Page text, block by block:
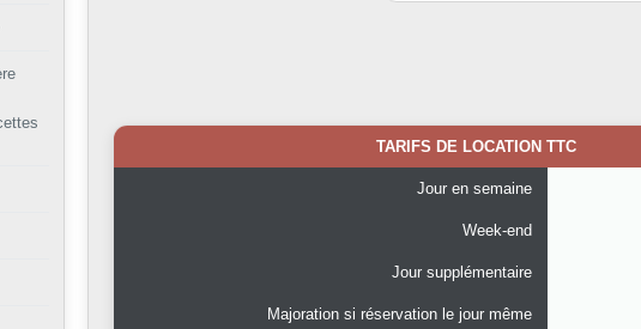
TARIFS DE LOCATION TTC
Jour en semaine
Week-end
Jour supplémentaire
Majoration si réservation le jour même